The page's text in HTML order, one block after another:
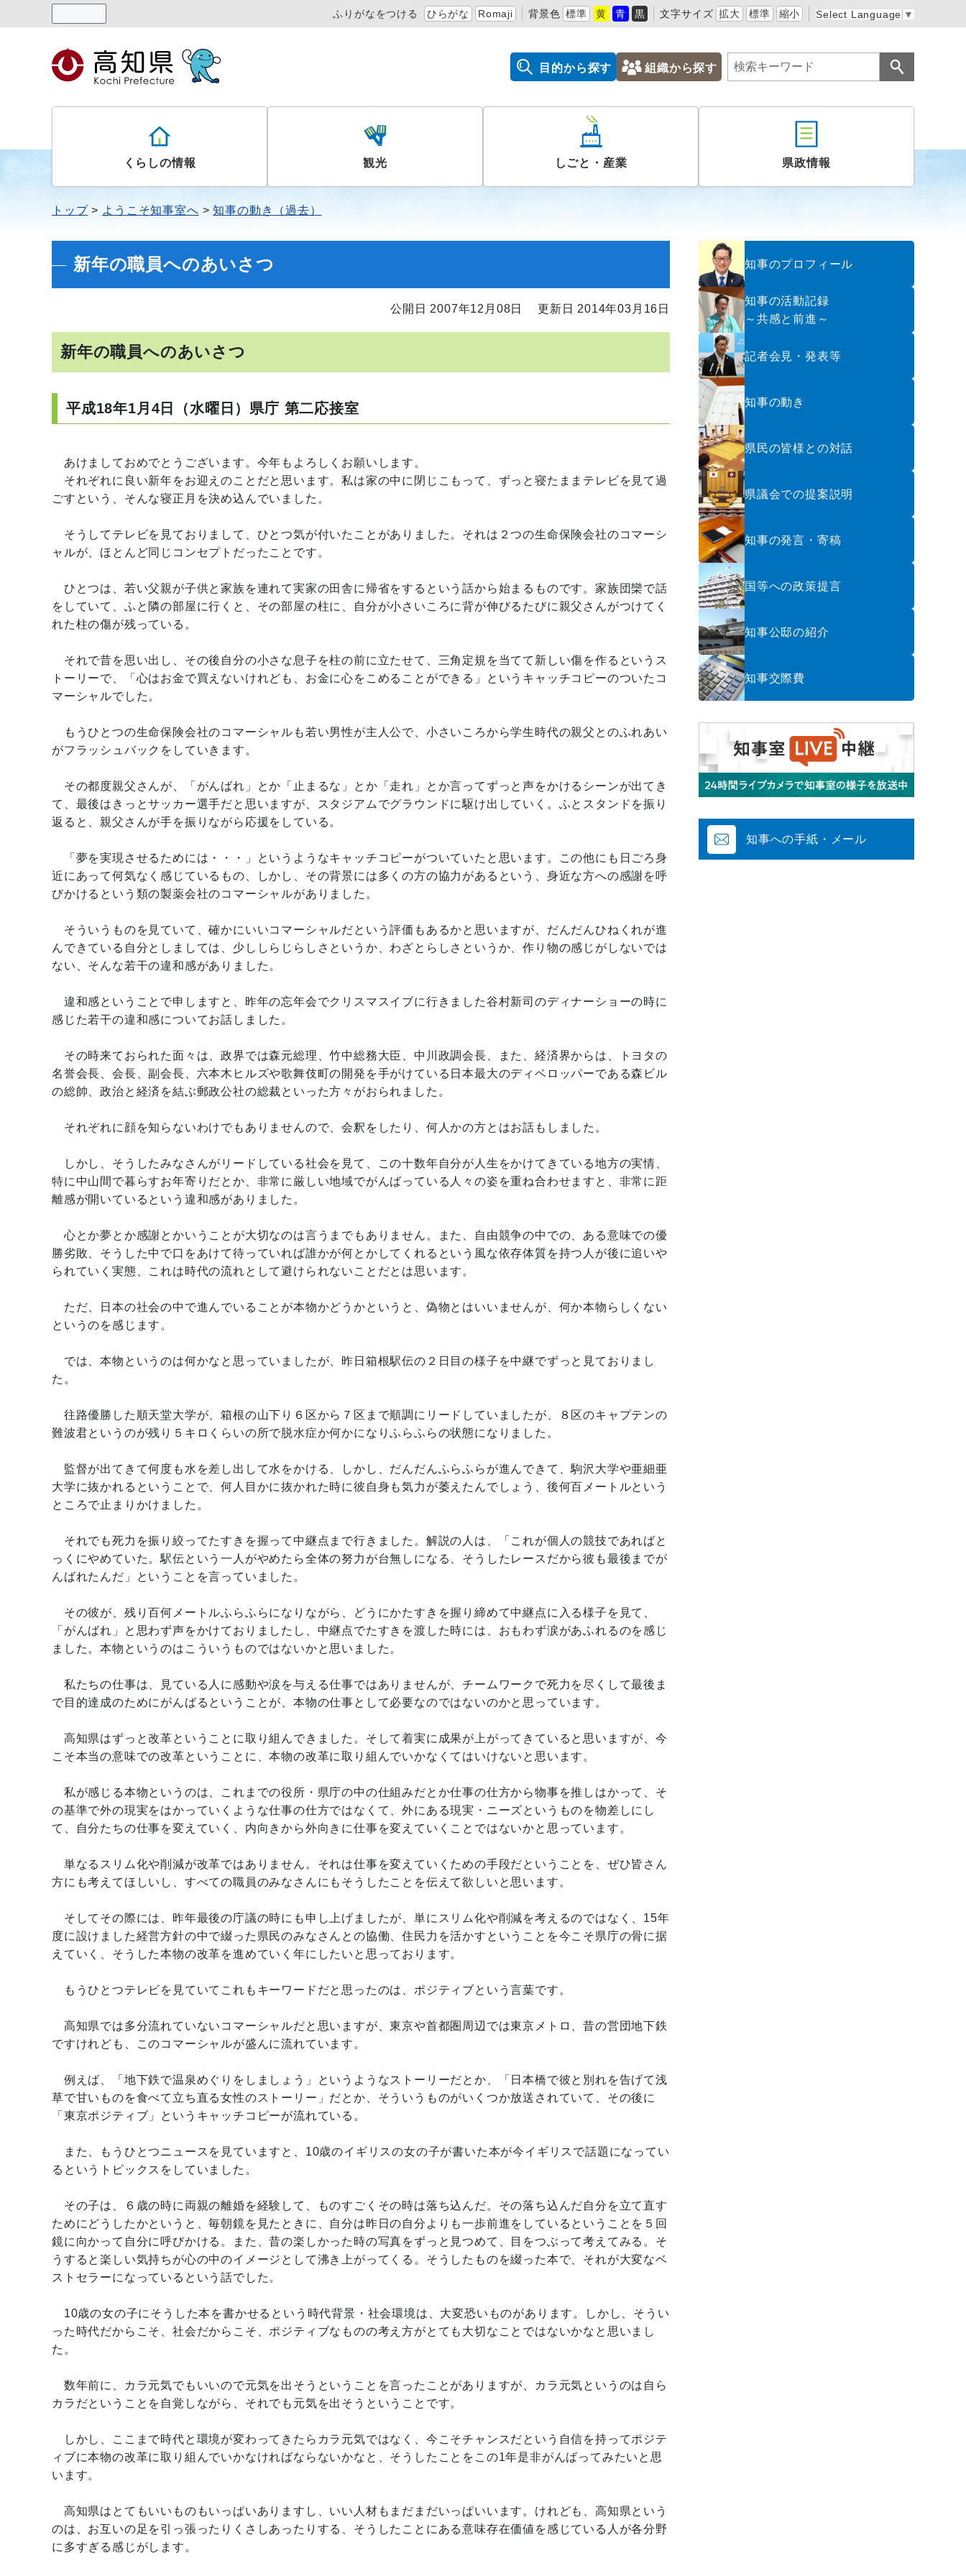
ふりがなをつける ひらがな Romaji 背景色 標準 黄 青 黒 文字サイズ 拡大 標準 縮小 Select Language ▼
目的から探す 組織から探す
くらしの情報 観光 しごと・産業 県政情報
トップ ようこそ知事室へ 知事の動き（過去）
新年の職員へのあいさつ
公開日 2007年12月08日 更新日 2014年03月16日
新年の職員へのあいさつ
平成18年1月4日（水曜日）県庁 第二応接室
あけましておめでとうございます。今年もよろしくお願いします。
それぞれに良い新年をお迎えのことだと思います。私は家の中に閉じこもって、ずっと寝たままテレビを見て過
ごすという、そんな寝正月を決め込んでいました。
そうしてテレビを見ておりまして、ひとつ気が付いたことがありました。それは２つの生命保険会社のコマーシ
ャルが、ほとんど同じコンセプトだったことです。
ひとつは、若い父親が子供と家族を連れて実家の田舎に帰省をするという話から始まるものです。家族団欒で話
をしていて、ふと隣の部屋に行くと、その部屋の柱に、自分が小さいころに背が伸びるたびに親父さんがつけてく
れた柱の傷が残っている。
それで昔を思い出し、その後自分の小さな息子を柱の前に立たせて、三角定規を当てて新しい傷を作るというス
トーリーで、「心はお金で買えないけれども、お金に心をこめることができる」というキャッチコピーのついたコ
マーシャルでした。
もうひとつの生命保険会社のコマーシャルも若い男性が主人公で、小さいころから学生時代の親父とのふれあい
がフラッシュバックをしていきます。
その都度親父さんが、「がんばれ」とか「止まるな」とか「走れ」とか言ってずっと声をかけるシーンが出てき
て、最後はきっとサッカー選手だと思いますが、スタジアムでグラウンドに駆け出していく。ふとスタンドを振り
返ると、親父さんが手を振りながら応援をしている。
「夢を実現させるためには・・・」というようなキャッチコピーがついていたと思います。この他にも日ごろ身
近にあって何気なく感じているもの、しかし、その背景には多くの方の協力があるという、身近な方への感謝を呼
びかけるという類の製薬会社のコマーシャルがありました。
そういうものを見ていて、確かにいいコマーシャルだという評価もあるかと思いますが、だんだんひねくれが進
んできている自分としましては、少ししらじらしさというか、わざとらしさというか、作り物の感じがしないでは
ない、そんな若干の違和感がありました。
違和感ということで申しますと、昨年の忘年会でクリスマスイブに行きました谷村新司のディナーショーの時に
感じた若干の違和感についてお話しました。
その時来ておられた面々は、政界では森元総理、竹中総務大臣、中川政調会長、また、経済界からは、トヨタの
名誉会長、会長、副会長、六本木ヒルズや歌舞伎町の開発を手がけている日本最大のディベロッパーである森ビル
の総帥、政治と経済を結ぶ郵政公社の総裁といった方々がおられました。
それぞれに顔を知らないわけでもありませんので、会釈をしたり、何人かの方とはお話もしました。
しかし、そうしたみなさんがリードしている社会を見て、この十数年自分が人生をかけてきている地方の実情、
特に中山間で暮らすお年寄りだとか、非常に厳しい地域でがんばっている人々の姿を重ね合わせますと、非常に距
離感が開いているという違和感がありました。
心とか夢とか感謝とかいうことが大切なのは言うまでもありません。また、自由競争の中での、ある意味での優
勝劣敗、そうした中で口をあけて待っていれば誰かが何とかしてくれるという風な依存体質を持つ人が後に追いや
られていく実態、これは時代の流れとして避けられないことだとは思います。
ただ、日本の社会の中で進んでいることが本物かどうかというと、偽物とはいいませんが、何か本物らしくない
というのを感じます。
では、本物というのは何かなと思っていましたが、昨日箱根駅伝の２日目の様子を中継でずっと見ておりまし
た。
往路優勝した順天堂大学が、箱根の山下り６区から７区まで順調にリードしていましたが、８区のキャプテンの
難波君というのが残り５キロくらいの所で脱水症か何かになりふらふらの状態になりました。
監督が出てきて何度も水を差し出して水をかける、しかし、だんだんふらふらが進んできて、駒沢大学や亜細亜
大学に抜かれるということで、何人目かに抜かれた時に彼自身も気力が萎えたんでしょう、後何百メートルという
ところで止まりかけました。
それでも死力を振り絞ってたすきを握って中継点まで行きました。解説の人は、「これが個人の競技であればと
っくにやめていた。駅伝という一人がやめたら全体の努力が台無しになる、そうしたレースだから彼も最後までが
んばれたんだ」ということを言っていました。
その彼が、残り百何メートルふらふらになりながら、どうにかたすきを握り締めて中継点に入る様子を見て、
「がんばれ」と思わず声をかけておりましたし、中継点でたすきを渡した時には、おもわず涙があふれるのを感じ
ました。本物というのはこういうものではないかと思いました。
私たちの仕事は、見ている人に感動や涙を与える仕事ではありませんが、チームワークで死力を尽くして最後ま
で目的達成のためにがんばるということが、本物の仕事として必要なのではないのかと思っています。
高知県はずっと改革ということに取り組んできました。そして着実に成果が上がってきていると思いますが、今
こそ本当の意味での改革ということに、本物の改革に取り組んでいかなくてはいけないと思います。
私が感じる本物というのは、これまでの役所・県庁の中の仕組みだとか仕事の仕方から物事を推しはかって、そ
の基準で外の現実をはかっていくような仕事の仕方ではなくて、外にある現実・ニーズというものを物差しにし
て、自分たちの仕事を変えていく、内向きから外向きに仕事を変えていくことではないかと思っています。
単なるスリム化や削減が改革ではありません。それは仕事を変えていくための手段だということを、ぜひ皆さん
方にも考えてほしいし、すべての職員のみなさんにもそうしたことを伝えて欲しいと思います。
そしてその際には、昨年最後の庁議の時にも申し上げましたが、単にスリム化や削減を考えるのではなく、15年
度に設けました経営方針の中で綴った県民のみなさんとの協働、住民力を活かすということを今こそ県庁の骨に据
えていく、そうした本物の改革を進めていく年にしたいと思っております。
もうひとつテレビを見ていてこれもキーワードだと思ったのは、ポジティブという言葉です。
高知県では多分流れていないコマーシャルだと思いますが、東京や首都圏周辺では東京メトロ、昔の営団地下鉄
ですけれども、このコマーシャルが盛んに流れています。
例えば、「地下鉄で温泉めぐりをしましょう」というようなストーリーだとか、「日本橋で彼と別れを告げて浅
草で甘いものを食べて立ち直る女性のストーリー」だとか、そういうものがいくつか放送されていて、その後に
「東京ポジティブ」というキャッチコピーが流れている。
また、もうひとつニュースを見ていますと、10歳のイギリスの女の子が書いた本が今イギリスで話題になってい
るというトピックスをしていました。
その子は、６歳の時に両親の離婚を経験して、ものすごくその時は落ち込んだ。その落ち込んだ自分を立て直す
ためにどうしたかというと、毎朝鏡を見たときに、自分は昨日の自分よりも一歩前進をしているということを５回
鏡に向かって自分に呼びかける。また、昔の楽しかった時の写真をずっと見つめて、目をつぶって考えてみる。そ
うすると楽しい気持ちが心の中のイメージとして沸き上がってくる。そうしたものを綴った本で、それが大変なベ
ストセラーになっているという話でした。
10歳の女の子にそうした本を書かせるという時代背景・社会環境は、大変恐いものがあります。しかし、そうい
った時代だからこそ、社会だからこそ、ポジティブなものの考え方がとても大切なことではないかなと思いまし
た。
数年前に、カラ元気でもいいので元気を出そうということを言ったことがありますが、カラ元気というのは自ら
カラだということを自覚しながら、それでも元気を出そうということです。
しかし、ここまで時代と環境が変わってきたらカラ元気ではなく、今こそチャンスだという自信を持ってポジテ
ィブに本物の改革に取り組んでいかなければならないかなと、そうしたことをこの1年是非がんばってみたいと思
います。
高知県はとてもいいものもいっぱいありますし、いい人材もまだまだいっぱいいます。けれども、高知県という
のは、お互いの足を引っ張ったりくさしあったりする、そうしたことにある意味存在価値を感じている人が各分野
に多すぎる感じがします。
知事のプロフィール
知事の活動記録
～共感と前進～
記者会見・発表等
知事の動き
県民の皆様との対話
県議会での提案説明
知事の発言・寄稿
国等への政策提言
知事公邸の紹介
知事交際費
知事への手紙・メール